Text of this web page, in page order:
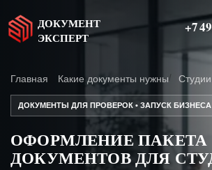
ДОКУМЕНТ
ЭКСПЕРТ
+7
Главная Какие документы нужны
ДОКУМЕНТЫ ДЛЯ ПРОВЕРОК • ЗАПУСК БИЗНЕСА
ОФОРМЛЕНИЕ ПАКЕТА
ДОКУМЕНТОВ ДЛЯ